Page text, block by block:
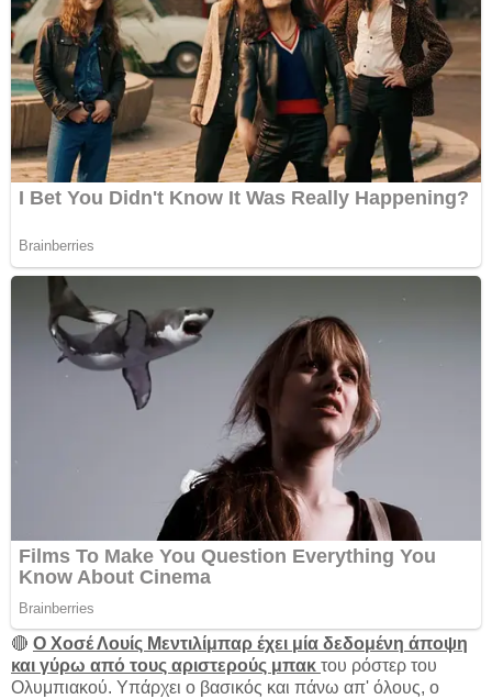
🔴 Ο Χοσέ Λουίς Μεντιλίμπαρ έχει μία δεδομένη άποψη
και γύρω από τους αριστερούς μπακ του ρόστερ του
Ολυμπιακού. Υπάρχει ο βασικός και πάνω απ' όλους, ο